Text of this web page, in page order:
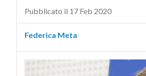
Pubblicato il 17 Feb 2020
Federica Meta